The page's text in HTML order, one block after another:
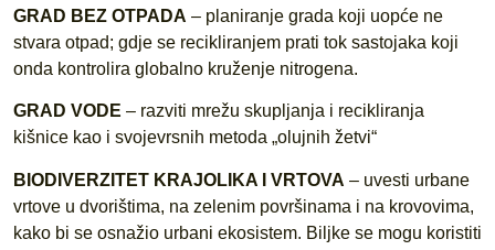
GRAD BEZ OTPADA – planiranje grada koji uopće ne
stvara otpad; gdje se recikliranjem prati tok sastojaka koji
onda kontrolira globalno kruženje nitrogena.
GRAD VODE – razviti mrežu skupljanja i recikliranja
kišnice kao i svojevrsnih metoda „olujnih žetvi“
BIODIVERZITET KRAJOLIKA I VRTOVA – uvesti urbane
vrtove u dvorištima, na zelenim površinama i na krovovima,
kako bi se osnažio urbani ekosistem. Biljke se mogu koristiti